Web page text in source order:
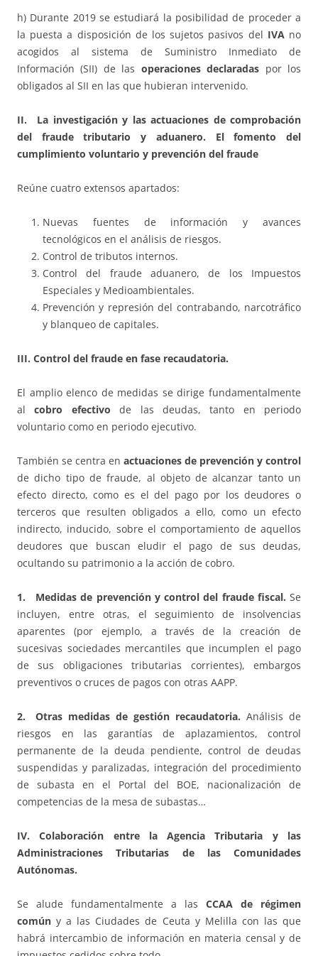
h) Durante 2019 se estudiará la posibilidad de proceder a
la puesta a disposición de los sujetos pasivos del IVAno
acogidos al sistema de Suministro Inmediato de
Información (SII) de las operaciones declaradas por los
obligados al SII en las que hubieran intervenido.
II. La investigación y las actuaciones de comprobación
del fraude tributario y aduanero. El fomento del
cumplimiento voluntario y prevención del fraude
Reúne cuatro extensos apartados:
Nuevas fuentes de información y avances
tecnológicos en el análisis de riesgos.
Control de tributos internos.
Control del fraude aduanero, de los Impuestos
Especiales y Medioambientales.
Prevención y represión del contrabando, narcotráfico
y blanqueo de capitales.
III. Control del fraude en fase recaudatoria.
El amplio elenco de medidas se dirige fundamentalmente
alcobro efectivo de las deudas, tanto en periodo
voluntario como en periodo ejecutivo.
También se centra en actuaciones de prevención y control
de dicho tipo de fraude, al objeto de alcanzar tanto un
efecto directo, como es el del pago por los deudores o
terceros que resulten obligados a ello, como un efecto
indirecto, inducido, sobre el comportamiento de aquellos
deudores que buscan eludir el pago de sus deudas,
ocultando su patrimonio a la acción de cobro.
1. Medidas de prevención y control del fraude fiscal. Se
incluyen, entre otras, el seguimiento de insolvencias
aparentes (por ejemplo, a través de la creación de
sucesivas sociedades mercantiles que incumplen el pago
de sus obligaciones tributarias corrientes), embargos
preventivos o cruces de pagos con otras AAPP.
2. Otras medidas de gestión recaudatoria. Análisis de
riesgos en las garantías de aplazamientos, control
permanente de la deuda pendiente, control de deudas
suspendidas y paralizadas, integración del procedimiento
de subasta en el Portal del BOE, nacionalización de
competencias de la mesa de subastas…
IV. Colaboración entre la Agencia Tributaria y las
Administraciones Tributarias de las Comunidades
Autónomas.
Se alude fundamentalmente a las CCAA de régimen
común y a las Ciudades de Ceuta y Melilla con las que
habrá intercambio de información en materia censal y de